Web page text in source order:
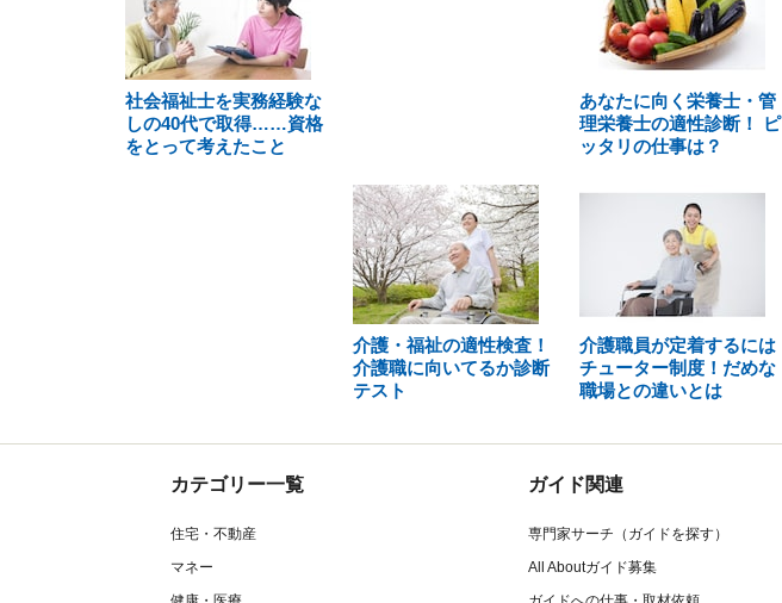
社会福祉士を実務経験な
しの40代で取得……資格
をとって考えたこと
あなたに向く栄養士・管
理栄養士の適性診断！ ピ
ッタリの仕事は？
介護・福祉の適性検査！
介護職に向いてるか診断
テスト
介護職員が定着するには
チューター制度！だめな
職場との違いとは
カテゴリー一覧
住宅・不動産
マネー
ガイド関連
専門家サーチ（ガイドを探す）
All Aboutガイド募集